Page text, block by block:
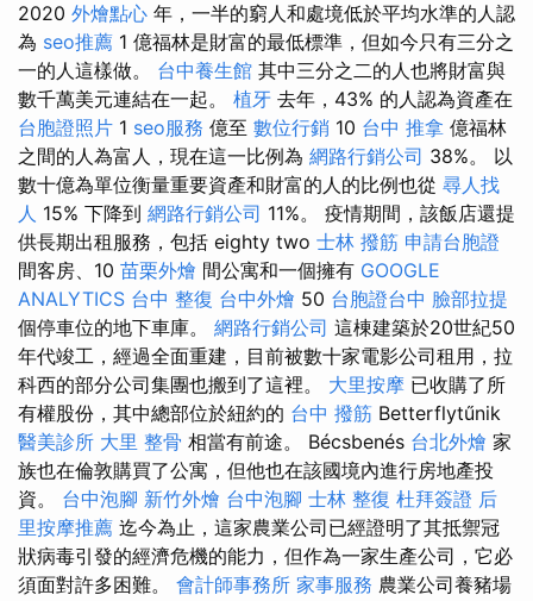
2020 外燴點心 年，一半的窮人和處境低於平均水準的人認
為 seo推薦 1 億福林是財富的最低標準，但如今只有三分之
一的人這樣做。 台中養生館 其中三分之二的人也將財富與
數千萬美元連結在一起。 植牙 去年，43% 的人認為資產在
台胞證照片 1 seo服務 億至 數位行銷 10 台中 推拿 億福林
之間的人為富人，現在這一比例為 網路行銷公司 38%。 以
數十億為單位衡量重要資產和財富的人的比例也從 尋人找
人 15% 下降到 網路行銷公司 11%。 疫情期間，該飯店還提
供長期出租服務，包括 eighty two 士林 撥筋 申請台胞證
間客房、10 苗栗外燴 間公寓和一個擁有 GOOGLE
ANALYTICS 台中 整復 台中外燴 50 台胞證台中 臉部拉提
個停車位的地下車庫。 網路行銷公司 這棟建築於20世紀50
年代竣工，經過全面重建，目前被數十家電影公司租用，拉
科西的部分公司集團也搬到了這裡。 大里按摩 已收購了所
有權股份，其中總部位於紐約的 台中 撥筋 Betterflytűnik
醫美診所 大里 整骨 相當有前途。 Bécsbenés 台北外燴 家
族也在倫敦購買了公寓，但他也在該國境內進行房地產投
資。 台中泡腳 新竹外燴 台中泡腳 士林 整復 杜拜簽證 后
里按摩推薦 迄今為止，這家農業公司已經證明了其抵禦冠
狀病毒引發的經濟危機的能力，但作為一家生產公司，它必
須面對許多困難。 會計師事務所 家事服務 農業公司養豬場